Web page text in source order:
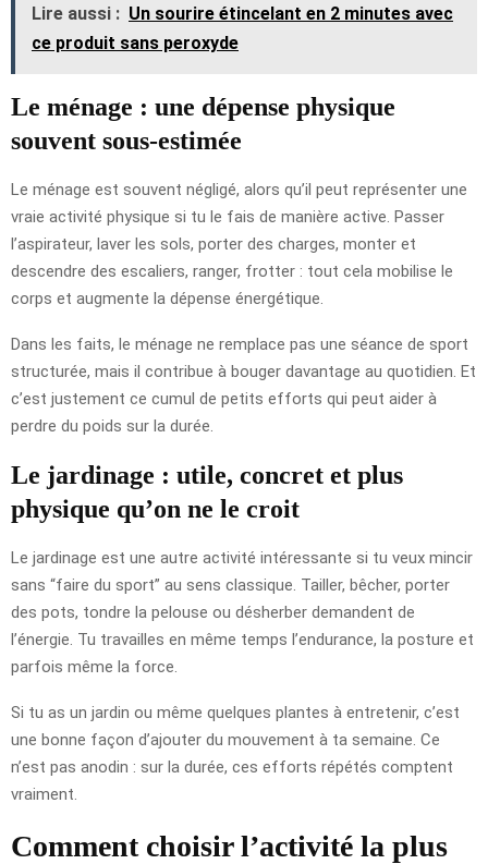
Lire aussi : Un sourire étincelant en 2 minutes avec
ce produit sans peroxyde
Le ménage : une dépense physique
souvent sous-estimée
Le ménage est souvent négligé, alors qu’il peut représenter une
vraie activité physique si tu le fais de manière active. Passer
l’aspirateur, laver les sols, porter des charges, monter et
descendre des escaliers, ranger, frotter : tout cela mobilise le
corps et augmente la dépense énergétique.
Dans les faits, le ménage ne remplace pas une séance de sport
structurée, mais il contribue à bouger davantage au quotidien. Et
c’est justement ce cumul de petits efforts qui peut aider à
perdre du poids sur la durée.
Le jardinage : utile, concret et plus
physique qu’on ne le croit
Le jardinage est une autre activité intéressante si tu veux mincir
sans “faire du sport” au sens classique. Tailler, bêcher, porter
des pots, tondre la pelouse ou désherber demandent de
l’énergie. Tu travailles en même temps l’endurance, la posture et
parfois même la force.
Si tu as un jardin ou même quelques plantes à entretenir, c’est
une bonne façon d’ajouter du mouvement à ta semaine. Ce
n’est pas anodin : sur la durée, ces efforts répétés comptent
vraiment.
Comment choisir l’activité la plus